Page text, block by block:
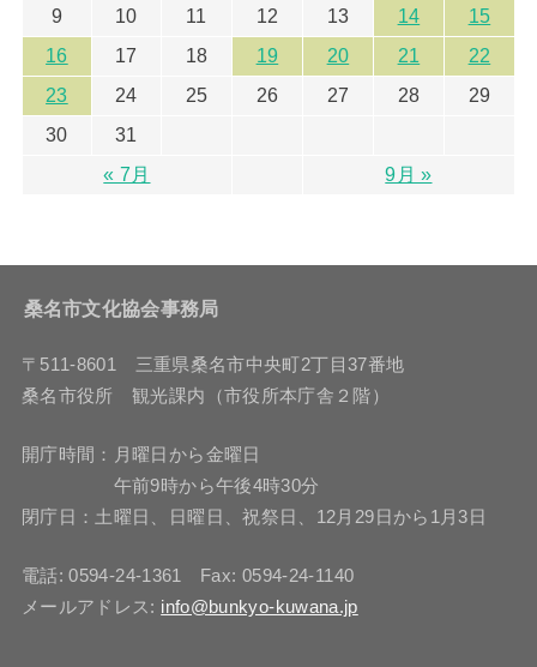
9
10 11 12 13 14
15
16
17 18 19 20 21
22
23
24 25 26 27 28
29
30
31
« 7月
9月 »
桑名市文化協会事務局
〒511-8601 三重県桑名市中央町2丁目37番地
桑名市役所 観光課内（市役所本庁舎２階）
開庁時間：月曜日から金曜日
午前9時から午後4時30分
閉庁日：土曜日、日曜日、祝祭日、12月29日から1月3日
電話: 0594-24-1361 Fax: 0594-24-1140
メールアドレス: info@bunkyo-kuwana.jp